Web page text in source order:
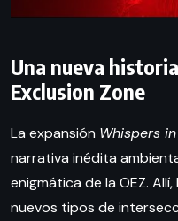
Una nueva
Exclusion Zone
La expansión Whispers
narrativa inédita
enigmática de la OEZ.
nuevos tipos de